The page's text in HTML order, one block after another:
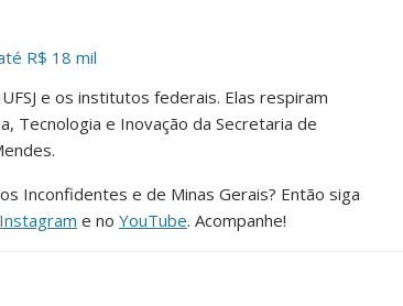
R$ 18 mil
e os institutos federais. Elas respiram
Tecnologia e Inovação da Secretaria de
Inconfidentes e de Minas Gerais? Então siga
Instagram e no YouTube. Acompanhe!